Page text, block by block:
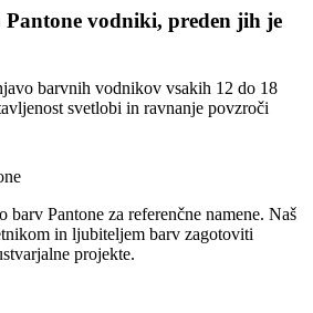
vodniki, preden jih je
barvnih vodnikov vsakih 12 do 18
svetlobi in ravnanje povzroči
barv Pantone za referenčne namene. Naš
in ljubiteljem barv zagotoviti
projekte.